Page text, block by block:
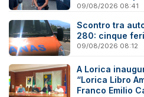
09/08/2026 08:41
Scontro tra
280: cinque
09/08/2026 08:12
A Lorica
“Lorica Libro
Franco Emilio